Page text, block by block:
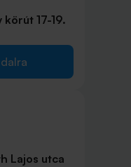
17-19.
Lajos utca